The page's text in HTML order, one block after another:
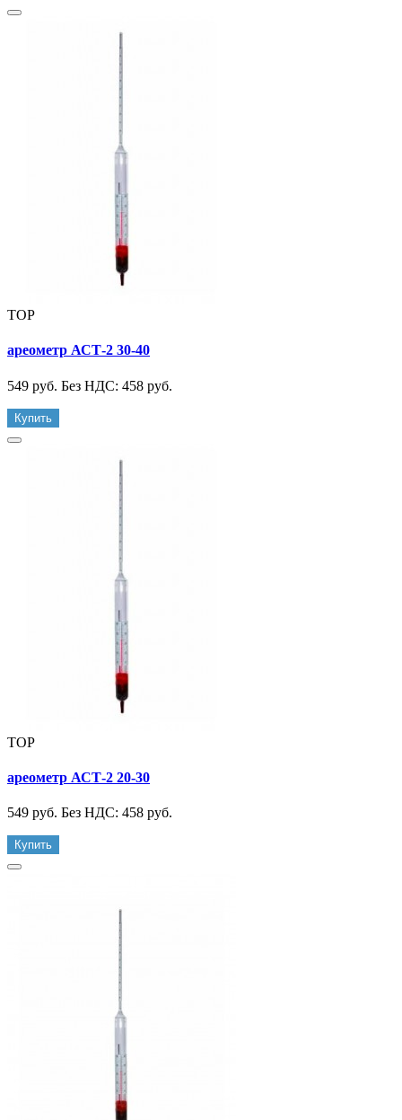
TOP
ареометр АСТ-2 30-40
549 руб. Без НДС: 458 руб.
Купить
TOP
ареометр АСТ-2 20-30
549 руб. Без НДС: 458 руб.
Купить